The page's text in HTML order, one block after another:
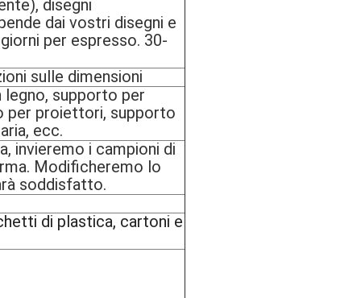
disegni
dai vostri disegni e
per espresso. 30-
sulle dimensioni
legno, supporto per
per proiettori, supporto
ecc.
invieremo i campioni di
Modificheremo lo
soddisfatto.
di plastica, cartoni e